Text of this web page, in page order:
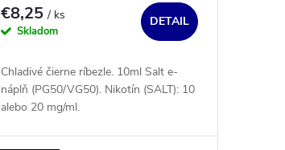
€8,25/ ks
Skladom
DETAIL
Chladivé čierne ríbezle. 10ml Salt e-
náplň (PG50/VG50). Nikotín (SALT): 10
alebo 20 mg/ml.